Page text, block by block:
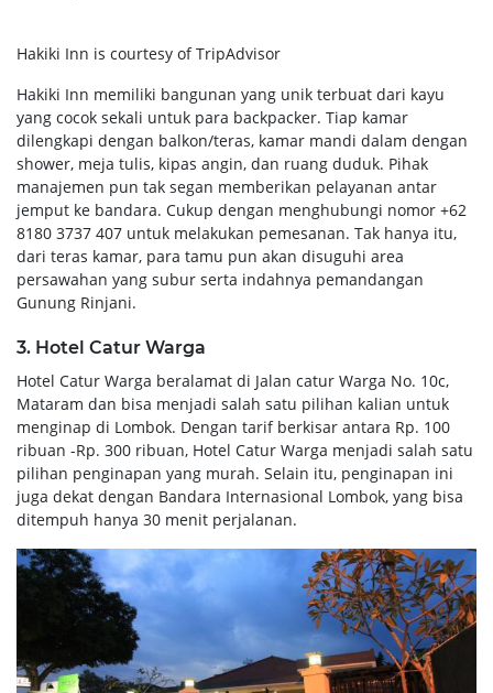
Hakiki Inn is courtesy of TripAdvisor
Hakiki Inn memiliki bangunan yang unik terbuat dari kayu
yang cocok sekali untuk para backpacker. Tiap kamar
dilengkapi dengan balkon/teras, kamar mandi dalam dengan
shower, meja tulis, kipas angin, dan ruang duduk. Pihak
manajemen pun tak segan memberikan pelayanan antar
jemput ke bandara. Cukup dengan menghubungi nomor +62
8180 3737 407 untuk melakukan pemesanan. Tak hanya itu,
dari teras kamar, para tamu pun akan disuguhi area
persawahan yang subur serta indahnya pemandangan
Gunung Rinjani.
3. Hotel Catur Warga
Hotel Catur Warga beralamat di Jalan catur Warga No. 10c,
Mataram dan bisa menjadi salah satu pilihan kalian untuk
menginap di Lombok. Dengan tarif berkisar antara Rp. 100
ribuan -Rp. 300 ribuan, Hotel Catur Warga menjadi salah satu
pilihan penginapan yang murah. Selain itu, penginapan ini
juga dekat dengan Bandara Internasional Lombok, yang bisa
ditempuh hanya 30 menit perjalanan.